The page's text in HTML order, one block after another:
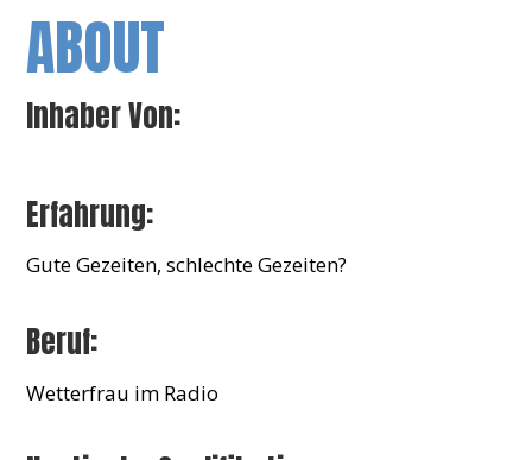
ABOUT
Inhaber Von:
Erfahrung:
Gute Gezeiten, schlechte Gezeiten?
Beruf:
Wetterfrau im Radio